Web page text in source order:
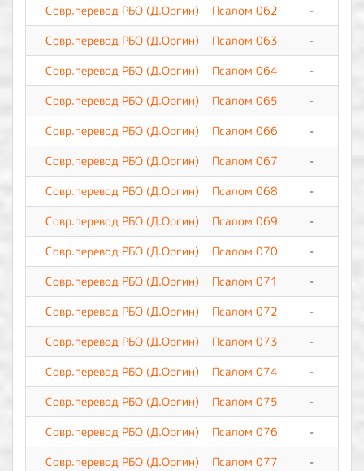
Совр.перевод РБО (Д.Оргин)
Псалом 062 -
Совр.перевод РБО (Д.Оргин)
Псалом 063 -
Совр.перевод РБО (Д.Оргин)
Псалом 064 -
Совр.перевод РБО (Д.Оргин)
Псалом 065 -
Совр.перевод РБО (Д.Оргин)
Псалом 066 -
Совр.перевод РБО (Д.Оргин)
Псалом 067 -
Совр.перевод РБО (Д.Оргин)
Псалом 068 -
Совр.перевод РБО (Д.Оргин)
Псалом 069 -
Совр.перевод РБО (Д.Оргин)
Псалом 070 -
Совр.перевод РБО (Д.Оргин)
Псалом 071 -
Совр.перевод РБО (Д.Оргин)
Псалом 072 -
Совр.перевод РБО (Д.Оргин)
Псалом 073 -
Совр.перевод РБО (Д.Оргин)
Псалом 074 -
Совр.перевод РБО (Д.Оргин)
Псалом 075 -
Совр.перевод РБО (Д.Оргин)
Псалом 076 -
Совр.перевод РБО (Д.Оргин)
Псалом 077 -